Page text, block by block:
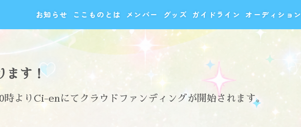
お知らせ ここものとは メンバー グッズ ガイドライン オーディション
ます！
時よりCi-enにてクラウドファンディングが開始されます。